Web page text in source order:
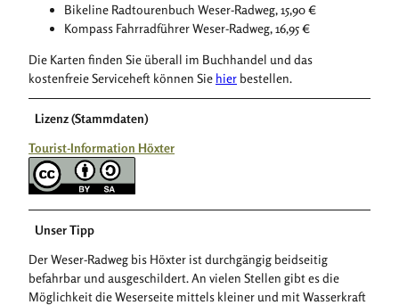
Bikeline Radtourenbuch Weser-Radweg, 15,90 €
Kompass Fahrradführer Weser-Radweg, 16,95 €
Die Karten finden Sie überall im Buchhandel und das
kostenfreie Serviceheft können Sie hier bestellen.
Lizenz (Stammdaten)
Tourist-Information Höxter
Unser Tipp
Der Weser-Radweg bis Höxter ist durchgängig beidseitig
befahrbar und ausgeschildert. An vielen Stellen gibt es die
Möglichkeit die Weserseite mittels kleiner und mit Wasserkraft